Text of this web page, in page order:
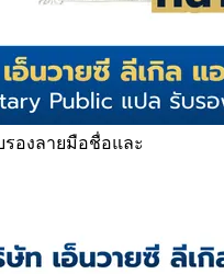
องลายมือชื่อและ